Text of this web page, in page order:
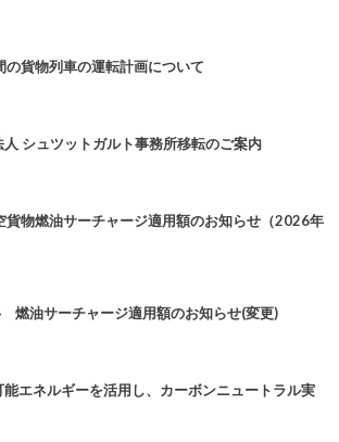
の貨物列車の運転計画について
シュツットガルト事務所移転のご案内
貨物燃油サーチャージ適用額のお知らせ（2026年
油サーチャージ適用額のお知らせ(変更)
エネルギーを活用し、カーボンニュートラル実